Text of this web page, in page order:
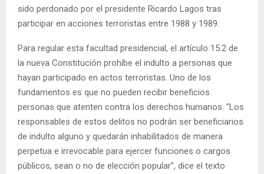
sido perdonado por el presidente Ricardo Lagos tras
participar en acciones terroristas entre 1988 y 1989.
Para regular esta facultad presidencial, el artículo 15.2 de
la nueva Constitución prohíbe el indulto a personas que
hayan participado en actos terroristas. Uno de los
fundamentos es que no pueden recibir beneficios
personas que atenten contra los derechos humanos. “Los
responsables de estos delitos no podrán ser beneficiarios
de indulto alguno y quedarán inhabilitados de manera
perpetua e irrevocable para ejercer funciones o cargos
públicos, sean o no de elección popular”, dice el texto